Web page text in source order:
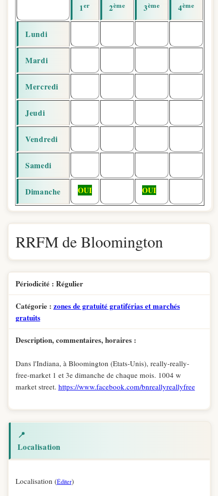
1er 2ème 3ème 4ème
Lundi
Mardi
Mercredi
Jeudi
Vendredi
Samedi
Dimanche OUI OUI
RRFM de Bloomington
Périodicité : Régulier
Catégorie : zones de gratuité gratiférias et marchés
gratuits
Description, commentaires, horaires :
Dans l'Indiana, à Bloomington (Etats-Unis), really-really-
free-market 1 et 3e dimanche de chaque mois. 1004 w
market street. https://www.facebook.com/bnreallyreallyfree
📍
Localisation
Localisation (Éditer)